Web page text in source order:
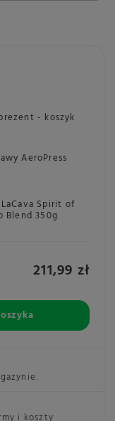
- koszyk
AeroPress
Spirit of
Blend 350g
211,99 zł
i koszty